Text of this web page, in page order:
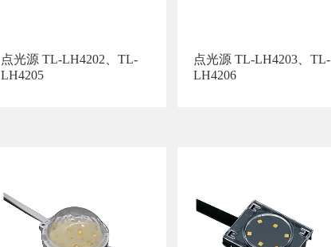
点光源 TL-LH4202、TL-
LH4205
点光源 TL-LH4203、TL-
LH4206